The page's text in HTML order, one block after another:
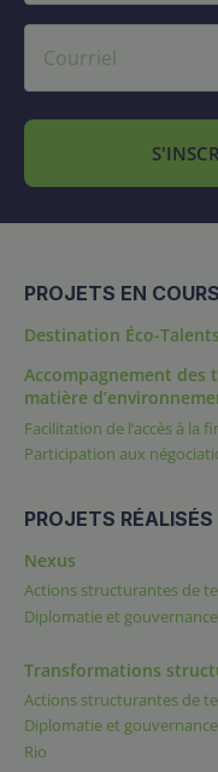
PROJETS EN COURS
Destination Éco-
Accompagnement
matière
Facilitation de l’accès à la
Participation aux
PROJETS RÉALISÉS
Nexus
Actions structurantes de
Diplomatie et gouvernance
Transformations
Actions structurantes de
Diplomatie et gouvernance
Rio